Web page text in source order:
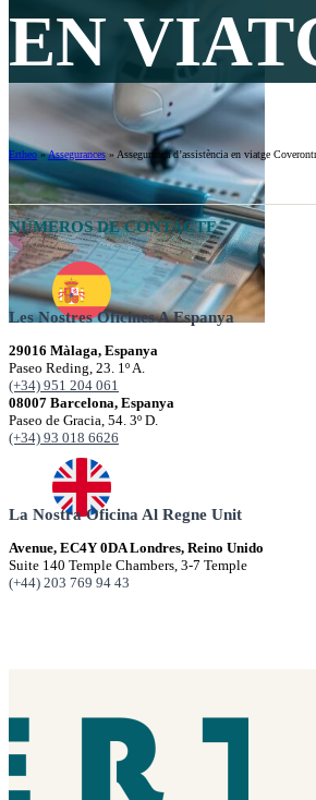
EN
Ertheo»Assegurances »Assegurança d’assistència en viatge
NÚMEROS DE CONTACTE
Les Nostres Oficines A Espanya
29016 Màlaga, Espanya
Paseo Reding, 23. 1º A.
(+34) 951 204 061
08007 Barcelona, Espanya
Paseo de Gracia, 54. 3º D.
(+34) 93 018 6626
La Nostra Oficina Al Regne Unit
Avenue, EC4Y 0DA Londres, Reino Unido
Suite 140 Temple Chambers, 3-7 Temple
(+44) 203 769 94 43